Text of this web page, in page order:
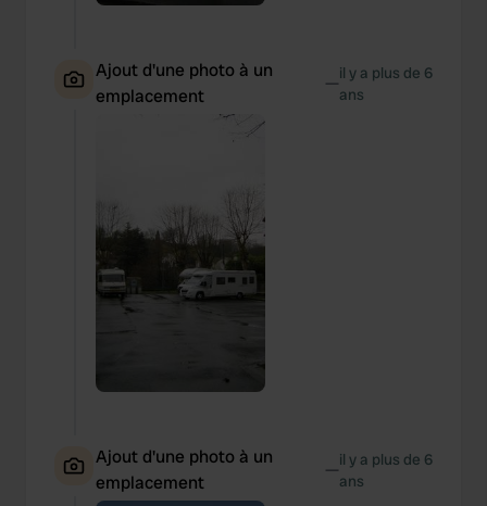
Ajout d'une photo à un
emplacement
—il y a plus de 6
ans
Ajout d'une photo à un
emplacement
—il y a plus de 6
ans